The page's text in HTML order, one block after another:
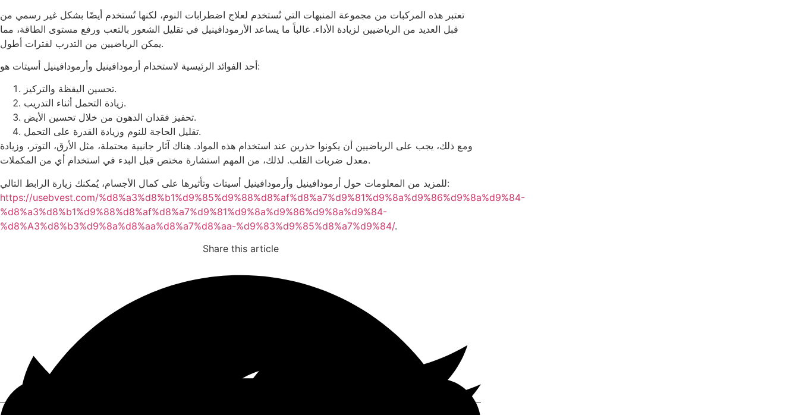
تعتبر هذه المركبات من مجموعة المنبهات التي تُستخدم لعلاج اضطرابات النوم، لكنها تُستخدم أيضًا بشكل غير رسمي من
قبل العديد من الرياضيين لزيادة الأداء. غالباً ما يساعد الأرمودافينيل في تقليل الشعور بالتعب ورفع مستوى الطاقة، مما
يمكن الرياضيين من التدرب لفترات أطول.
أحد الفوائد الرئيسية لاستخدام أرمودافينيل وأرمودافينيل أسيتات هو:
تحسين اليقظة والتركيز.
زيادة التحمل أثناء التدريب.
تحفيز فقدان الدهون من خلال تحسين الأيض.
تقليل الحاجة للنوم وزيادة القدرة على التحمل.
ومع ذلك، يجب على الرياضيين أن يكونوا حذرين عند استخدام هذه المواد. هناك آثار جانبية محتملة، مثل الأرق، التوتر، وزيادة
معدل ضربات القلب. لذلك، من المهم استشارة مختص قبل البدء في استخدام أي من المكملات.
للمزيد من المعلومات حول أرمودافينيل وأرمودافينيل أسيتات وتأثيرها على كمال الأجسام، يُمكنك زيارة الرابط التالي:
https://usebvest.com/%d8%a3%d8%b1%d9%85%d9%88%d8%af%d8%a7%d9%81%d9%8a%d9%86%d9%8a%d9%84-
%d8%a3%d8%b1%d9%88%d8%af%d8%a7%d9%81%d9%8a%d9%86%d9%8a%d9%84-
%d8%A3%d8%b3%d9%8a%d8%aa%d8%a7%d8%aa-%d9%83%d9%85%d8%a7%d9%84/.
Share this article